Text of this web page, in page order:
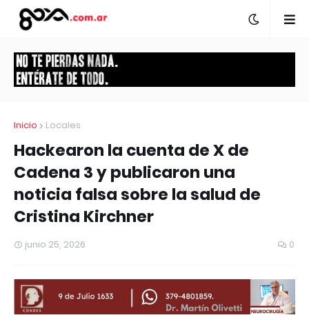
Inicio Locales
Hackearon la cuenta de X de
Cadena 3 y publicaron una
noticia falsa sobre la salud de
Cristina Kirchner
junio 25, 2026 0